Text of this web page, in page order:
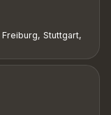
Stuttgart,